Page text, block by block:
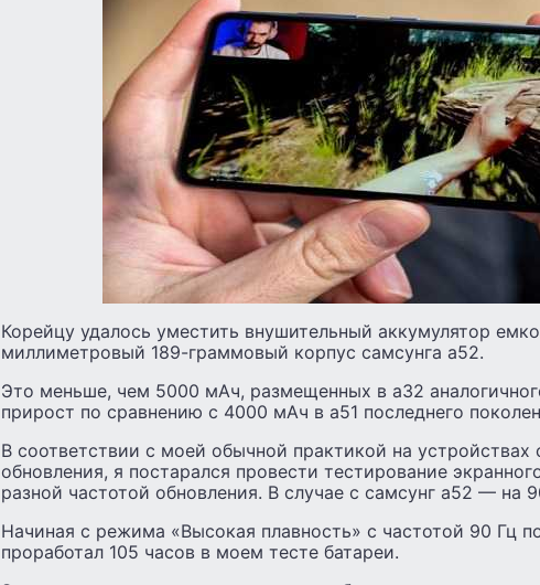
Корейцу удалось уместить внушительный аккумулятор
миллиметровый 189-граммовый корпус самсунга а52.
Это меньше, чем 5000 мАч, размещенных в а32
прирост по сравнению с 4000 мАч в а51 последнего
В соответствии с моей обычной практикой на
обновления, я постарался провести тестирование
разной частотой обновления. В случае с самсунг а52 — на
Начиная с режима «Высокая плавность» с частотой 90 Гц
проработал 105 часов в моем тесте батареи.